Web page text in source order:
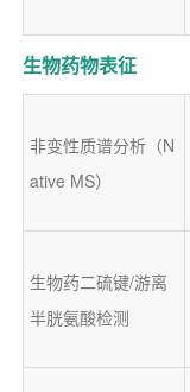
生物药物表征
非变性质谱分析（N
ative MS）
生物药二硫键/游离
半胱氨酸检测